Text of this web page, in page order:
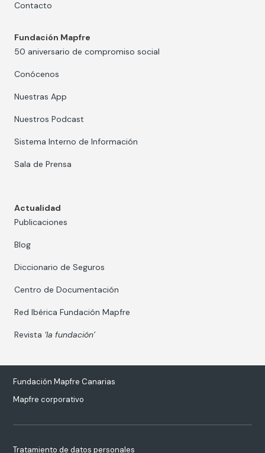
Contacto
Fundación Mapfre
50 aniversario de compromiso social
Conócenos
Nuestras App
Nuestros Podcast
Sistema Interno de Información
Sala de Prensa
Actualidad
Publicaciones
Blog
Diccionario de Seguros
Centro de Documentación
Red Ibérica Fundación Mapfre
Revista ‘la fundación’
Fundación Mapfre Canarias
Mapfre corporativo
Tratamiento de datos personales